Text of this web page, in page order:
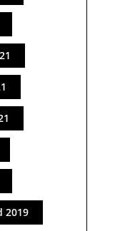
2019